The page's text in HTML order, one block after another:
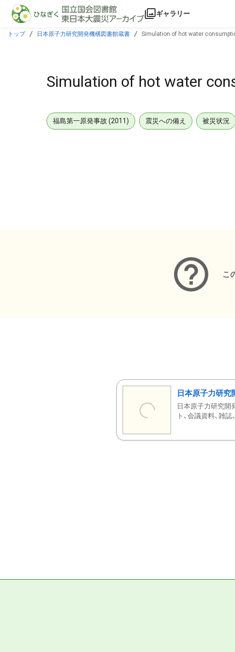
本文に飛ぶ
ギャラリー
トップ 日本原子力研究開発機構図書館蔵書 Simulation of hot water
Simulation of hot water
福島第一原発事故 (2011) 震災への備え 被災状況
こ
日本原子力研究
日本原子力研究開
ト、会議資料、雑